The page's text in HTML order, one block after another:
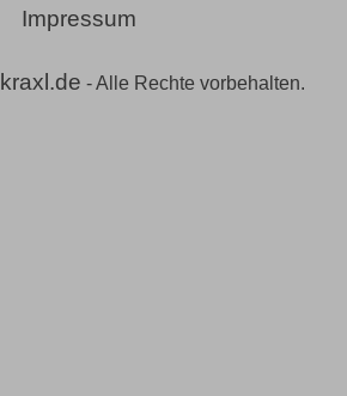
Impressum
kraxl.de - Alle Rechte vorbehalten.